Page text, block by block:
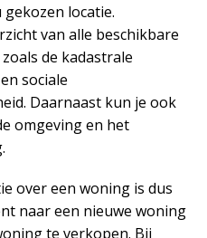
locatie.
van alle beschikbare
de kadastrale
sociale
Daarnaast kun je ook
omgeving en het
over een woning is dus
naar een nieuwe woning
te verkopen. Bij